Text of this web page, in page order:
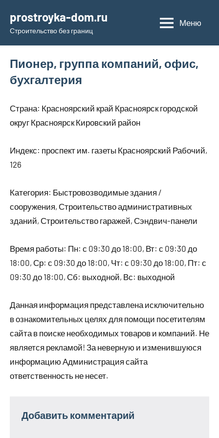
содержимому
prostroyka-dom.ru
Строительство без границ
Меню
Пионер, группа компаний, офис,
бухгалтерия
Страна: Красноярский край Красноярск городской
округ Красноярск Кировский район
Индекс: проспект им. газеты Красноярский Рабочий,
126
Категория: Быстровозводимые здания /
сооружения, Строительство административных
зданий, Строительство гаражей, Сэндвич-панели
Время работы: Пн: с 09:30 до 18:00, Вт: с 09:30 до
18:00, Ср: с 09:30 до 18:00, Чт: с 09:30 до 18:00, Пт: с
09:30 до 18:00, Сб: выходной, Вс: выходной
Данная информация представлена исключительно
в ознакомительных целях для помощи посетителям
сайта в поиске необходимых товаров и компаний. Не
является рекламой! За неверную и изменившуюся
информацию Администрация сайта
ответственность не несет.
Добавить комментарий